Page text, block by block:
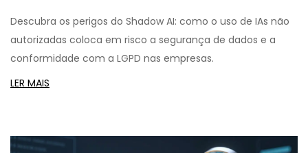
Descubra os perigos do Shadow AI: como o uso de IAs não
autorizadas coloca em risco a segurança de dados e a
conformidade com a LGPD nas empresas.
LER MAIS